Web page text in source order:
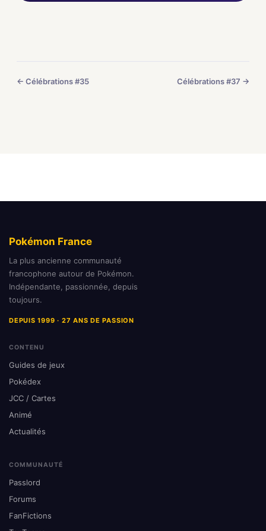
← Célébrations #35 Célébrations #37 →
Pokémon France
La plus ancienne communauté
francophone autour de Pokémon.
Indépendante, passionnée, depuis
toujours.
DEPUIS 1999 · 27 ANS DE PASSION
CONTENU
Guides de jeux
Pokédex
JCC / Cartes
Animé
Actualités
COMMUNAUTÉ
Passlord
Forums
FanFictions